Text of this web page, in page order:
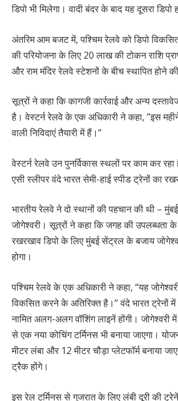
डिपो भी मिलेगा। वादी बंदर के बाद यह दूसरा डिपो
अंतरिम आम बजट में, पश्चिम रेलवे को डिपो
की परियोजना के लिए 20 लाख की टोकन राशि
और राम मंदिर रेलवे स्टेशनों के बीच स्थापित होने
सूत्रों ने कहा कि कागजी कार्रवाई और अन्य
है। वेस्टर्न रेलवे के एक अधिकारी ने कहा, ”इस
वाली निविदाएं तैयारी में हैं।”
वेस्टर्न रेलवे उन पुनर्विकास स्थलों पर काम कर रहा
एसी स्लीपर वंदे भारत सेमी-हाई स्पीड ट्रेनों का
भारतीय रेलवे ने दो स्थानों की पहचान की थी –
जोगेश्वरी। सूत्रों ने कहा कि जगह की उपलब्धता के
रखरखाव डिपो के लिए मुंबई सेंट्रल के बजाय
होगा।
पश्चिम रेलवे के एक अधिकारी ने कहा, “यह
विकसित करने के अतिरिक्त है।” वंदे भारत ट्रेनों
नामित अलग-अलग वॉशिंग लाइनें होंगी। जोगेश्वरी
से एक नया कोचिंग टर्मिनस भी बनाया जाएगा।
मीटर लंबा और 12 मीटर चौड़ा प्लेटफॉर्म बनाया
ट्रैक होंगे।
इस रेल टर्मिनस से गुजरात के लिए लंबी दूरी की